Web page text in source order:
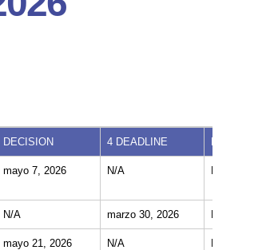
DECISION 4 DEADLINE
mayo 7, 2026 N/A
N/A marzo 30, 2026
mayo 21, 2026 N/A